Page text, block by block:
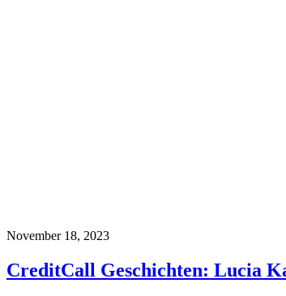
November 18, 2023
CreditCall Geschichten: Lucia